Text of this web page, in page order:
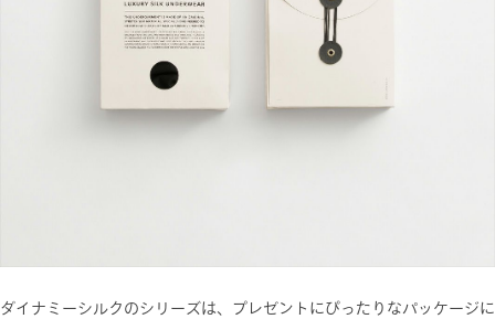
ダイナミーシルクのシリーズは、プレゼントにぴったりなパッケージに